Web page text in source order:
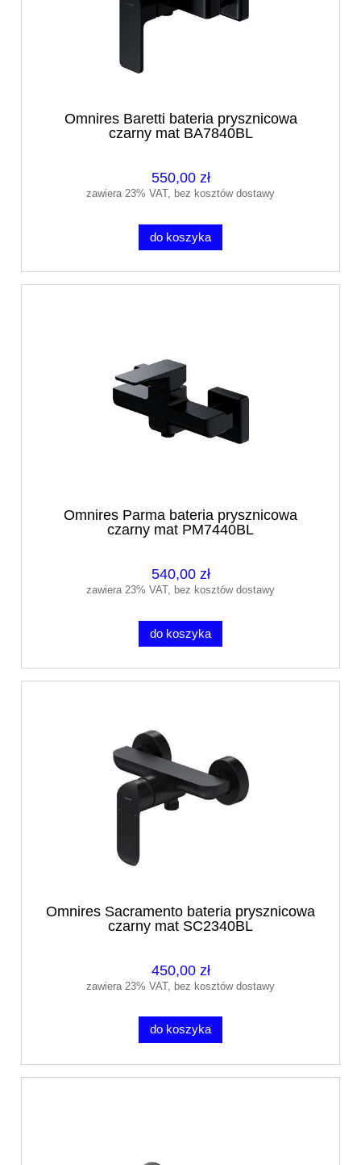
Omnires Baretti bateria prysznicowa
czarny mat BA7840BL
550,00 zł
zawiera 23% VAT, bez kosztów dostawy
do koszyka
Omnires Parma bateria prysznicowa
czarny mat PM7440BL
540,00 zł
zawiera 23% VAT, bez kosztów dostawy
do koszyka
Omnires Sacramento bateria prysznicowa
czarny mat SC2340BL
450,00 zł
zawiera 23% VAT, bez kosztów dostawy
do koszyka